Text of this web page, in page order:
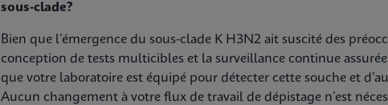
sous-clade?
Bien que l’émergence du sous-clade K H3N2 ait suscité des
conception de tests multicibles et la surveillance continue
que votre laboratoire est équipé pour détecter cette souche et
Aucun changement à votre flux de travail de dépistage n’est